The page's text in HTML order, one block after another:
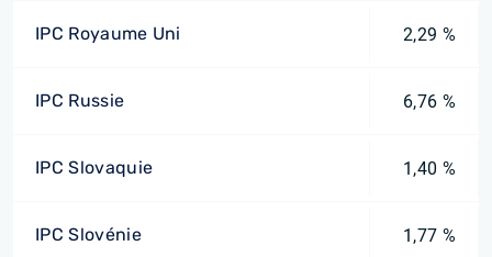
IPC Royaume Uni 2,29 %
IPC Russie 6,76 %
IPC Slovaquie 1,40 %
IPC Slovénie 1,77 %